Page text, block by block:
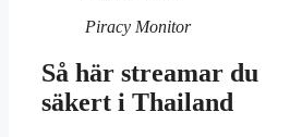
Piracy Monitor
Så här streamar du
säkert i Thailand